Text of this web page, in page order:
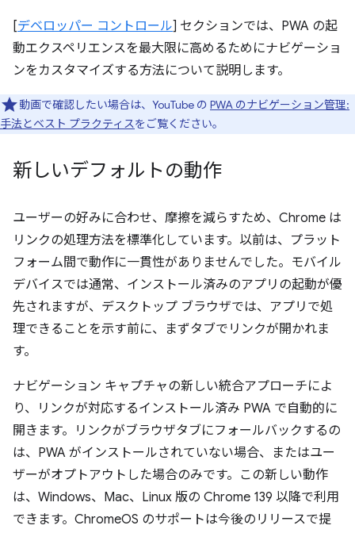
[デベロッパー コントロール] セクションでは、PWA の起
動エクスペリエンスを最大限に高めるためにナビゲーショ
ンをカスタマイズする方法について説明します。
動画で確認したい場合は、YouTube の PWA のナビゲーション管理:
手法とベスト プラクティスをご覧ください。
新しいデフォルトの動作
ユーザーの好みに合わせ、摩擦を減らすため、Chrome は
リンクの処理方法を標準化しています。以前は、プラット
フォーム間で動作に一貫性がありませんでした。モバイル
デバイスでは通常、インストール済みのアプリの起動が優
先されますが、デスクトップ ブラウザでは、アプリで処
理できることを示す前に、まずタブでリンクが開かれま
す。
ナビゲーション キャプチャの新しい統合アプローチによ
り、リンクが対応するインストール済み PWA で自動的に
開きます。リンクがブラウザタブにフォールバックするの
は、PWA がインストールされていない場合、またはユー
ザーがオプトアウトした場合のみです。この新しい動作
は、Windows、Mac、Linux 版の Chrome 139 以降で利用
できます。ChromeOS のサポートは今後のリリースで提